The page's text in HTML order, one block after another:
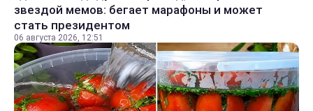
звездой мемов: бегает марафоны и может
стать президентом
06 августа 2026, 12:51